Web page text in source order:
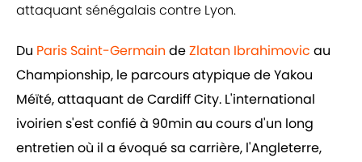
attaquant sénégalais contre Lyon.
Du Paris Saint-Germain deZlatan Ibrahimovic au
Championship, le parcours atypique de Yakou
Méïté, attaquant de Cardiff City. L'international
ivoirien s'est confié à 90min au cours d'un long
entretien où il a évoqué sa carrière, l'Angleterre,